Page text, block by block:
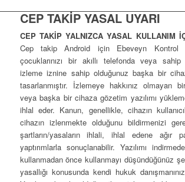
CEP TAKİP YASAL UYARI
CEP TAKİP YALNIZCA YASAL KULLANIM
Cep takip Android için Ebeveyn Kontrol
çocuklarınızı bir akıllı telefonda veya
izleme iznine sahip olduğunuz başka bir
tasarlanmıştır. İzlemeye hakkınız olmayan
veya başka bir cihaza gözetim yazılımı
ihlal eder. Kanun, genellikle, cihazın
cihazın izlenmekte olduğunu bildirmenizi
şartların/yasaların ihlali, ihlal edene ağır
yaptırımlarla sonuçlanabilir. Yazılımı
kullanmadan önce kullanmayı düşündüğünüz
yasallığı konusunda kendi hukuk